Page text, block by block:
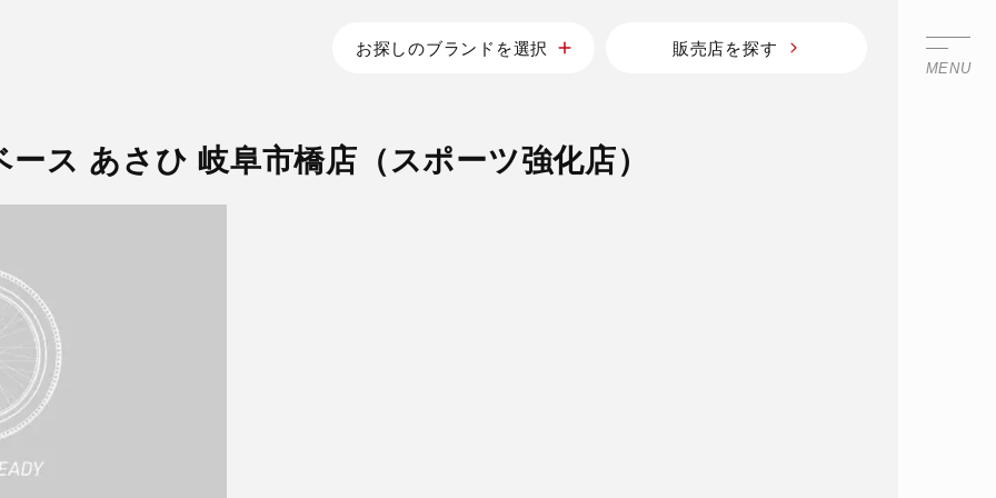
MENU
お探しのブランドを選択 販売店を探す
ス あさひ 岐阜市橋店（スポーツ強化店）